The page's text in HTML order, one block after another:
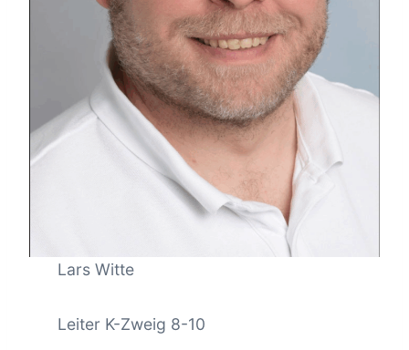
Lars Witte
Leiter K-Zweig 8-10